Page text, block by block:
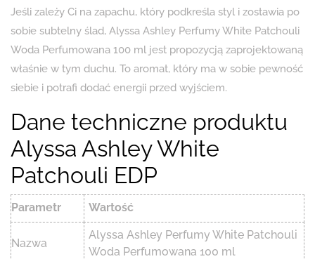
Jeśli zależy Ci na zapachu, który podkreśla styl i zostawia po
sobie subtelny ślad, Alyssa Ashley Perfumy White Patchouli
Woda Perfumowana 100 ml jest propozycją zaprojektowaną
właśnie w tym duchu. To aromat, który ma w sobie pewność
siebie i potrafi dodać energii przed wyjściem.
Dane techniczne produktu
Alyssa Ashley White
Patchouli EDP
Parametr Wartość
Nazwa
Alyssa Ashley Perfumy White Patchouli
Woda Perfumowana 100 ml